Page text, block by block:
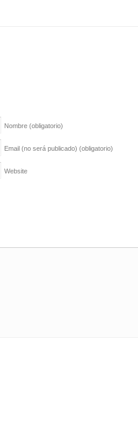
Nombre (obligatorio)
Email (no será publicado) (obligatorio)
Website